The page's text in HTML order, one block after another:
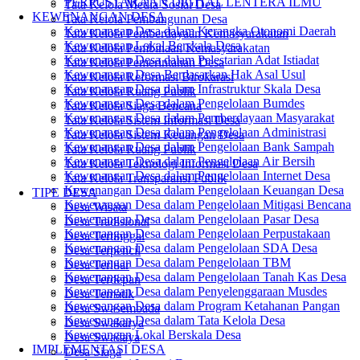
Tata Kelola Media Sosial Desa
Tata Kelola Pembangunan Desa
Tata Kelola Pemberdayaan Kemasyarakatan
Tata Kelola Pembinaan Kemasyarakatan
Tata Kelola Pemerintahan Desa
Tata Kelola Reformasi Birokarasi
Tata Kelola Ruang Publik
Tata Kelola Siaga Bencana
Tata Kelola Sistem Informasi Desa
Tata Kelola Sistem Keuangan Desa
Tata Kelola Ruang Publik
Tata Kelola Teknologi Informasi Desa
Tata Kelola Transparansi Publik
TIPE DESA
Desa Wisata
Desa Tradisional
Desa Tertinggal
Desa Terpencil
Desa Terluar
Desa Terdepan
Desa Tematik
Desa Swasembada
Desa Swakarya
Desa Swadaya
Desa Siaga
KEWENANGAN DESA
Kewenangan Desa dalam Kerangka Otonomi Daerah
Kewenangan Lokal Berskala Desa
Kewenangan Desa dalam Pelestarian Adat Istiadat
Kewenangan Desa Berdasarkan Hak Asal Usul
Kewenangan Desa dalam Infrastruktur Skala Desa
Kewenangan Desa dalam Pengelolaan Bumdes
Kewenangan Desa dalam Pemberdayaan Masyarakat
Kewenangan Desa dalam Pengelolaan Administrasi
Kewenangan Desa dalam Pengelolaan Bank Sampah
Kewenangan Desa dalam Pengelolaan Air Bersih
Kewenangan Desa dalam Pengelolaan Internet Desa
Kewenangan Desa dalam Pengelolaan Keuangan Desa
Kewenangan Desa dalam Pengelolaan Mitigasi Bencana
Kewenangan Desa dalam Pengelolaan Pasar Desa
Kewenangan Desa dalam Pengelolaan Perpustakaan
Kewenangan Desa dalam Pengelolaan SDA Desa
Kewenangan Desa dalam Pengelolaan TBM
Kewenangan Desa dalam Pengelolaan Tanah Kas Desa
Kewenangan Desa dalam Penyelenggaraan Musdes
Kewenangan Desa dalam Program Ketahanan Pangan
Kewenangan Desa dalam Tata Kelola Desa
Kewenangan Lokal Berskala Desa
IMPLEMENTASI DESA